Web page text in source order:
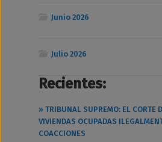
Junio 2026
Julio 2026
Recientes:
» TRIBUNAL SUPREMO: EL CORTE
VIVIENDAS OCUPADAS
COACCIONES